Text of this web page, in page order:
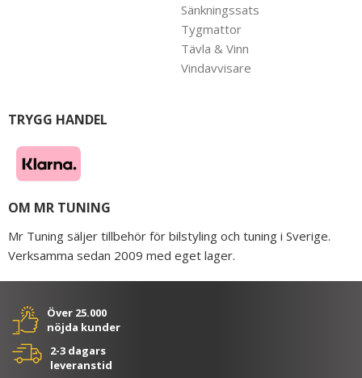
Sänkningssats
Tygmattor
Tävla & Vinn
Vindavvisare
TRYGG HANDEL
OM MR TUNING
Mr Tuning säljer tillbehör för bilstyling och tuning i Sverige.
Verksamma sedan 2009 med eget lager.
Över 25.000
nöjda kunder
2-3 dagars
leveranstid